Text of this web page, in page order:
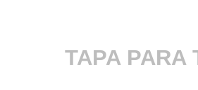
TAPA PARA